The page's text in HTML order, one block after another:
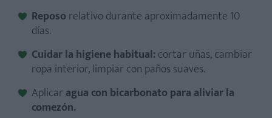
Reposo relativo durante aproximadamente 10
días.
Cuidar la higiene habitual:cortar uñas, cambiar
ropa interior, limpiar con paños suaves.
Aplicar agua con bicarbonato para aliviar la
comezón.